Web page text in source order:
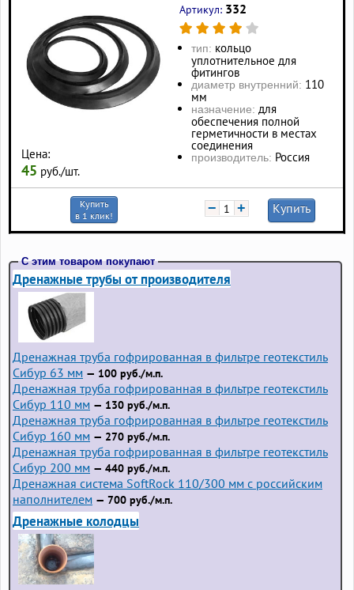
Цена:
45 руб./шт.
Артикул: 332
тип: кольцо
уплотнительное для
фитингов
диаметр внутренний: 110
мм
назначение: для
обеспечения полной
герметичности в местах
соединения
производитель: Россия
Купить
в 1 клик!
− + Купить
С этим товаром покупают
Дренажные трубы от производителя
Дренажная труба гофрированная в фильтре геотекстиль
Сибур 63 мм — 100 руб./м.п.
Дренажная труба гофрированная в фильтре геотекстиль
Сибур 110 мм — 130 руб./м.п.
Дренажная труба гофрированная в фильтре геотекстиль
Сибур 160 мм — 270 руб./м.п.
Дренажная труба гофрированная в фильтре геотекстиль
Сибур 200 мм — 440 руб./м.п.
Дренажная система SoftRock 110/300 мм с российским
наполнителем — 700 руб./м.п.
Дренажные колодцы